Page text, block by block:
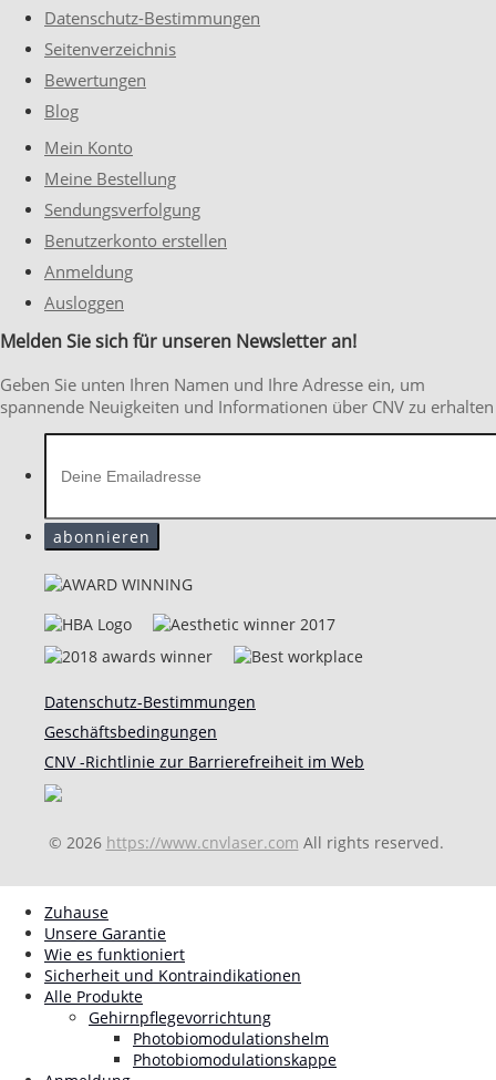
Datenschutz-Bestimmungen
Seitenverzeichnis
Bewertungen
Blog
Mein Konto
Meine Bestellung
Sendungsverfolgung
Benutzerkonto erstellen
Anmeldung
Ausloggen
Melden Sie sich für unseren Newsletter an!
Geben Sie unten Ihren Namen und Ihre Adresse ein, um
spannende Neuigkeiten und Informationen über CNV zu erhalten
Datenschutz-Bestimmungen
Geschäftsbedingungen
CNV -Richtlinie zur Barrierefreiheit im Web
© 2026 https://www.cnvlaser.com All rights reserved.
Zuhause
Unsere Garantie
Wie es funktioniert
Sicherheit und Kontraindikationen
Alle Produkte
Gehirnpflegevorrichtung
Photobiomodulationshelm
Photobiomodulationskappe